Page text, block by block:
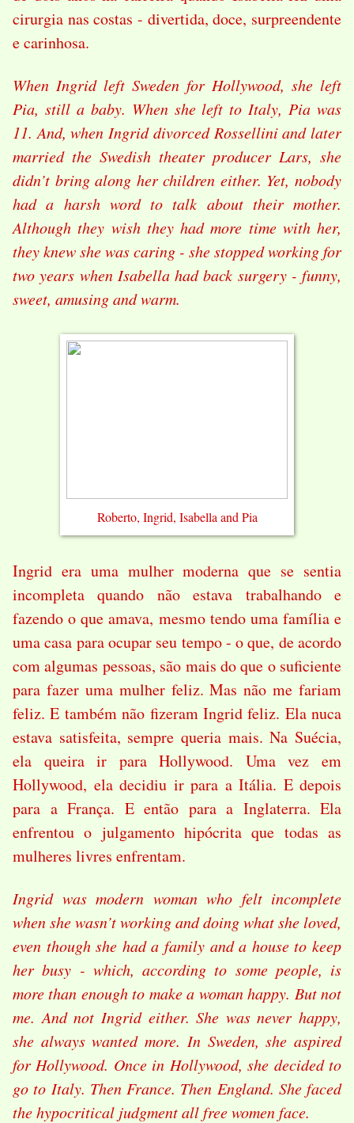
cirurgia nas costas - divertida, doce, surpreendente
e carinhosa.
When Ingrid left Sweden for Hollywood, she left
Pia, still a baby. When she left to Italy, Pia was
11. And, when Ingrid divorced Rossellini and later
married the Swedish theater producer Lars, she
didn’t bring along her children either. Yet, nobody
had a harsh word to talk about their mother.
Although they wish they had more time with her,
they knew she was caring - she stopped working for
two years when Isabella had back surgery - funny,
sweet, amusing and warm.
Roberto, Ingrid, Isabella and Pia
Ingrid era uma mulher moderna que se sentia
incompleta quando não estava trabalhando e
fazendo o que amava, mesmo tendo uma família e
uma casa para ocupar seu tempo - o que, de acordo
com algumas pessoas, são mais do que o suficiente
para fazer uma mulher feliz. Mas não me fariam
feliz. E também não fizeram Ingrid feliz. Ela nuca
estava satisfeita, sempre queria mais. Na Suécia,
ela queira ir para Hollywood. Uma vez em
Hollywood, ela decidiu ir para a Itália. E depois
para a França. E então para a Inglaterra. Ela
enfrentou o julgamento hipócrita que todas as
mulheres livres enfrentam.
Ingrid was modern woman who felt incomplete
when she wasn’t working and doing what she loved,
even though she had a family and a house to keep
her busy - which, according to some people, is
more than enough to make a woman happy. But not
me. And not Ingrid either. She was never happy,
she always wanted more. In Sweden, she aspired
for Hollywood. Once in Hollywood, she decided to
go to Italy. Then France. Then England. She faced
the hypocritical judgment all free women face.